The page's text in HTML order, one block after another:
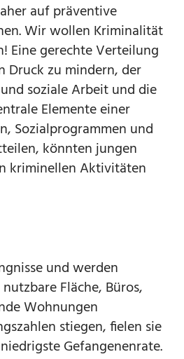
auf präventive
Wir wollen Kriminalität
Eine gerechte Verteilung
Druck zu mindern, der
soziale Arbeit und die
Elemente einer
Sozialprogrammen und
könnten jungen
kriminellen Aktivitäten
und werden
Fläche, Büros,
Wohnungen
stiegen, fielen sie
Gefangenenrate.